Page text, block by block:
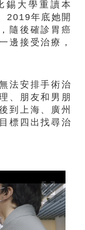
錫大學重讀本
2019年底她開
隨後確診胃癌
邊接受治療，
安排手術治
、朋友和男朋
到上海、廣州
標四出找尋治